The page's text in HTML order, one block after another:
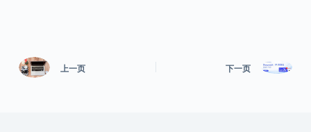
上一页 下一页